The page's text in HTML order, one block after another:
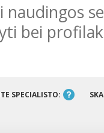
naudingos
bei
SPECIALISTO: